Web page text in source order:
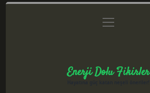
Gizlilik Politikası
menüyü
aç
Enerji Dolu Fikirler